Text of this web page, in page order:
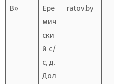
В»
Ере
мич
ски
й с/
с, д.
Дол
ratov.by